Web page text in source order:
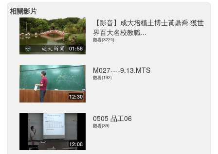
相關影片
01:58
【影音】成大培植土博士黃鼎喬 獲世
界百大名校教職...
觀看(3224)
12:30
M027----9.13.MTS
觀看(192)
12:08
0505 品工06
觀看(39)